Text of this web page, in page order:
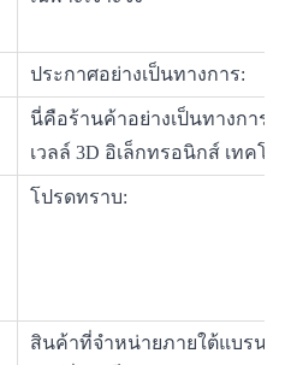
ประกาศอย่างเป็นทางการ:
นี่คือร้านค้าอย่างเป็นทางการเ
เวลล์ 3D อิเล็กทรอนิกส์ เทคโ
โปรดทราบ:
สินค้าที่จำหน่ายภายใต้แบรนด์